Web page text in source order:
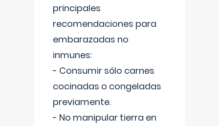
principales
recomendaciones para
embarazadas no
inmunes:
- Consumir sólo carnes
cocinadas o congeladas
previamente.
- No manipular tierra en